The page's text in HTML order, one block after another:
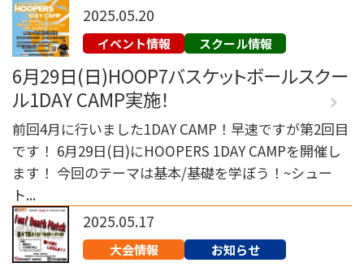
2025.05.20
イベント情報 スクール情報
6月29日(日)HOOP7バスケットボールスクー
ル1DAY CAMP実施！
前回4月に行いました1DAY CAMP！早速ですが第2回目
です！ 6月29日(日)にHOOPERS 1DAY CAMPを開催し
ます！ 今回のテーマは基本/基礎を学ぼう！~シュー
ト...
2025.05.17
大会情報 お知らせ